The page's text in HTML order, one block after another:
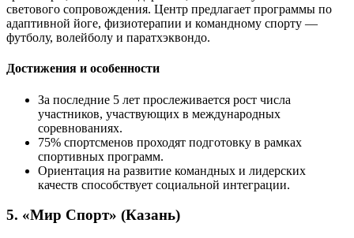
светового сопровождения. Центр предлагает программы по
адаптивной йоге, физиотерапии и командному спорту —
футболу, волейболу и паратхэквондо.
Достижения и особенности
За последние 5 лет прослеживается рост числа
участников, участвующих в международных
соревнованиях.
75% спортсменов проходят подготовку в рамках
спортивных программ.
Ориентация на развитие командных и лидерских
качеств способствует социальной интеграции.
5. «Мир Спорт» (Казань)